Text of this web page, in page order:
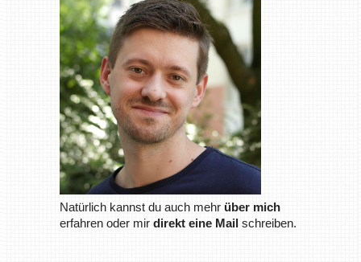
Natürlich kannst du auch mehr über mich
erfahren oder mir direkt eine Mailschreiben.